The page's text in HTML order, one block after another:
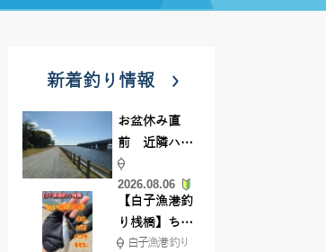
新着釣り情報
お盆休み直
前 近隣ハゼ
釣り場調査し
てきました
2026.08.06
【白子漁港釣
り桟橋】ちょ
い投げ釣りが
白子漁港 釣り